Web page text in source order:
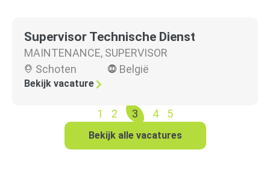
Supervisor Technische Dienst
MAINTENANCE, SUPERVISOR
Schoten
België
Bekijk vacature
1 2 3 4 5
Bekijk alle vacatures